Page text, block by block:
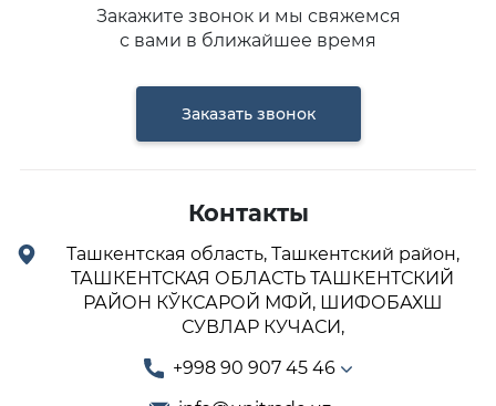
Закажите звонок и мы свяжемся
с вами в ближайшее время
Заказать звонок
Контакты
Ташкентская область, Ташкентский район,
ТАШКЕНТСКАЯ ОБЛАСТЬ ТАШКЕНТСКИЙ
РАЙОН КЎКСАРОЙ МФЙ, ШИФОБАХШ
СУВЛАР КУЧАСИ,
+998 90 907 45 46